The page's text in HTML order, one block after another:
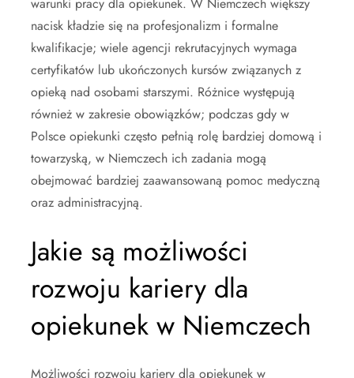
nacisk kładzie się na profesjonalizm i formalne
kwalifikacje; wiele agencji rekrutacyjnych wymaga
certyfikatów lub ukończonych kursów związanych z
opieką nad osobami starszymi. Różnice występują
również w zakresie obowiązków; podczas gdy w
Polsce opiekunki często pełnią rolę bardziej domową i
towarzyską, w Niemczech ich zadania mogą
obejmować bardziej zaawansowaną pomoc medyczną
oraz administracyjną.
Jakie są możliwości
rozwoju kariery dla
opiekunek w Niemczech
Możliwości rozwoju kariery dla opiekunek w